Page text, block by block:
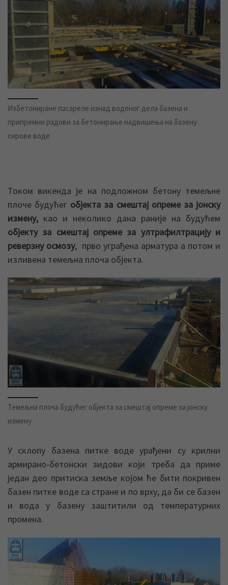
Избетониране пасареле изнад воденог дела базена и
припремни радови за бетонирање надвишења на базену
сирове воде
Током викенда је на подложном бетону темељне
плоче будућег објекта за смештај опреме за јонску
измену, као и неколико дана раније на будућем
објекту за смештај опреме за ултрафилтрацију и
реверзну осмозу, прво уграђена арматура а потом и
изливена темељна плоча објекта.
Темељна плоча будућег објекта за смештај опреме за јонску
измену
У склопу базена питке воде урађени су крилни
армирано-бетонски зидови који треба да приме
један део притиска земље којом ће бити покривен
базен питке воде са стране и по врху, да би се базен
и вода у базену заштитили од температурних
промена.